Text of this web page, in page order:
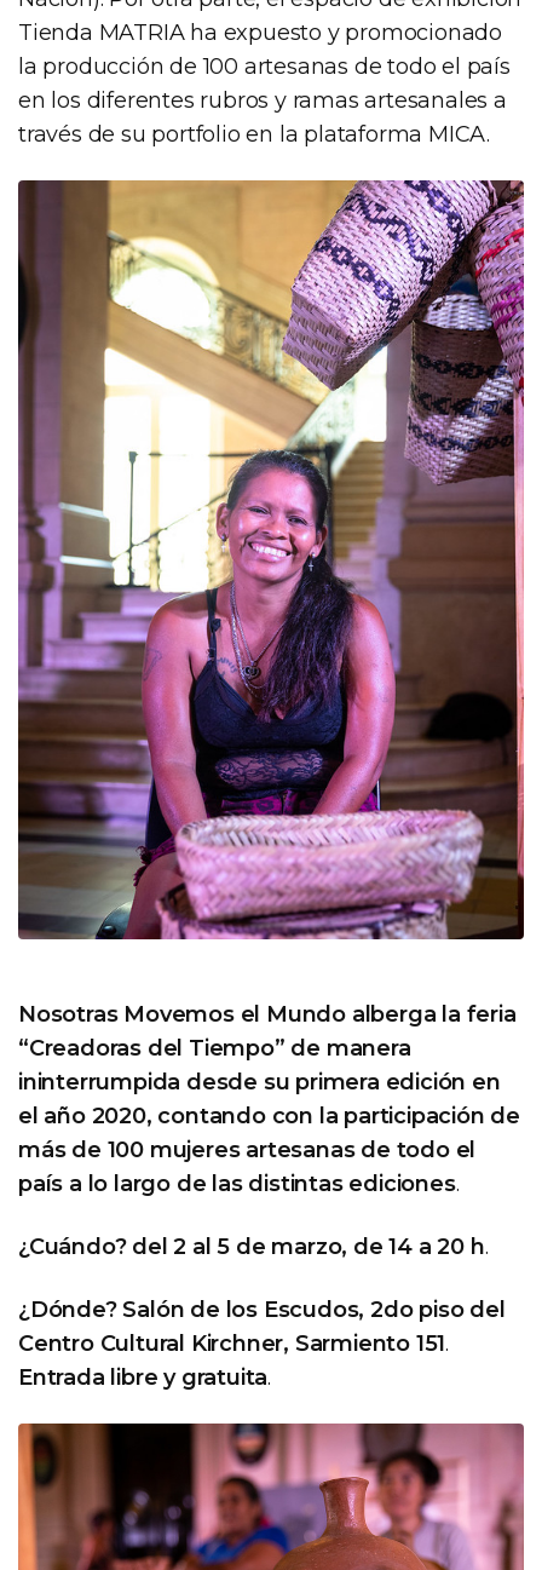
Tienda MATRIA ha expuesto y promocionado
la producción de 100 artesanas de todo el país
en los diferentes rubros y ramas artesanales a
través de su portfolio en la plataforma MICA.
Nosotras Movemos el Mundo alberga la feria
“Creadoras del Tiempo” de manera
ininterrumpida desde su primera edición en
el año 2020, contando con la participación de
más de 100 mujeres artesanas de todo el
país a lo largo de las distintas ediciones.
¿Cuándo? del 2 al 5 de marzo, de 14 a 20 h.
¿Dónde? Salón de los Escudos, 2do piso del
Centro Cultural Kirchner, Sarmiento 151.
Entrada libre y gratuita.